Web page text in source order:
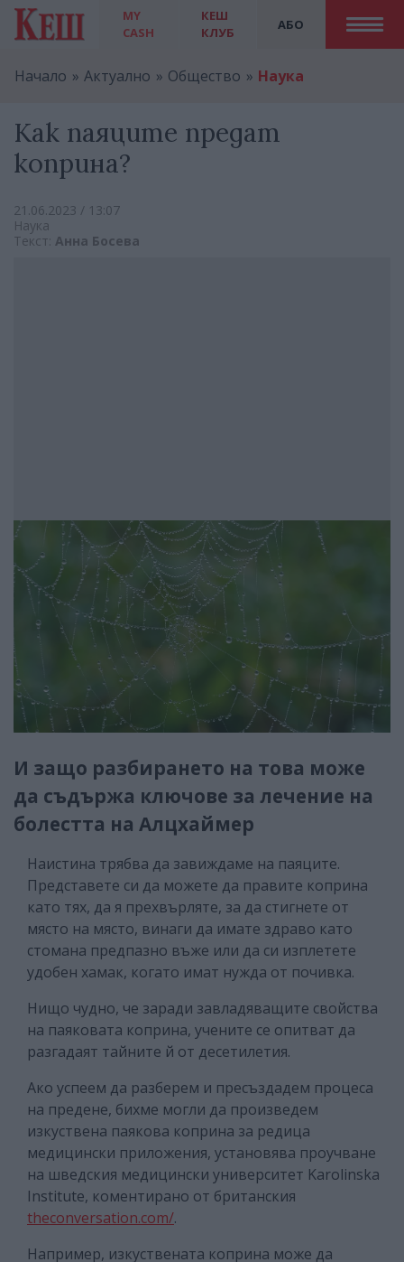
MY
CASH
АБО
КЕШ
КЛУБ
Начало Актуално Общество Наука
Как паяците предат
коприна?
21.06.2023 / 13:07
Наука
Текст: Анна Босева
И защо разбирането на това може
да съдържа ключове за лечение на
болестта на Алцхаймер
Наистина трябва да завиждаме на паяците.
Представете си да можете да правите коприна
като тях, да я прехвърляте, за да стигнете от
място на място, винаги да имате здраво като
стомана предпазно въже или да си изплетете
удобен хамак, когато имат нужда от почивка.
Нищо чудно, че заради завладяващите свойства
на паяковата коприна, учените се опитват да
разгадаят тайните й от десетилетия.
Ако успеем да разберем и пресъздадем процеса
на предене, бихме могли да произведем
изкуствена паякова коприна за редица
медицински приложения, установява проучване
на шведския медицински университет Karolinska
Institute, коментирано от британския
theconversation.com/.
Например, изкуствената коприна може да